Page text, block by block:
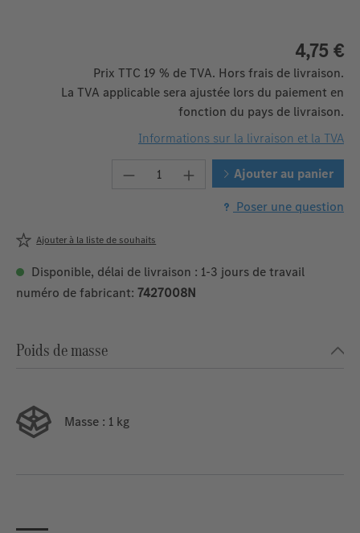
4,75 €
Prix TTC 19 % de TVA. Hors frais de livraison.
La TVA applicable sera ajustée lors du paiement en
fonction du pays de livraison.
Informations sur la livraison et la TVA
Quantité de produit : Entrez la
Ajouter au panier
Poser une question
Ajouter à la liste de souhaits
Disponible, délai de livraison : 1-3 jours de travail
numéro de fabricant: 7427008N
Poids de masse
Masse : 1 kg